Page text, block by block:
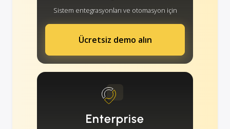
Sistem entegrasyonları ve otomasyon için
Ücretsiz demo alın
Enterprise